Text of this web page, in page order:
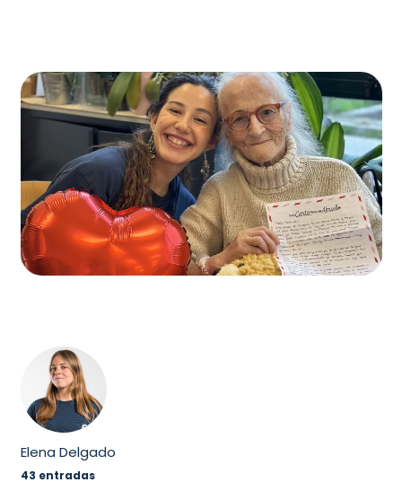
Elena Delgado
43 entradas